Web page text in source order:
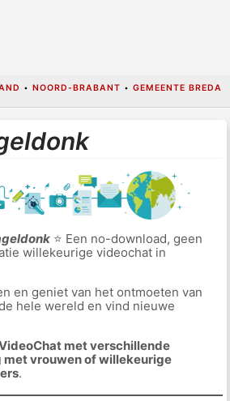
• NOORD-BRABANT • GEMEENTE BREDA
⭐ Een no-download, geen
willekeurige videochat in
en geniet van het ontmoeten van
hele wereld en vind nieuwe
met verschillende
vrouwen of willekeurige
.